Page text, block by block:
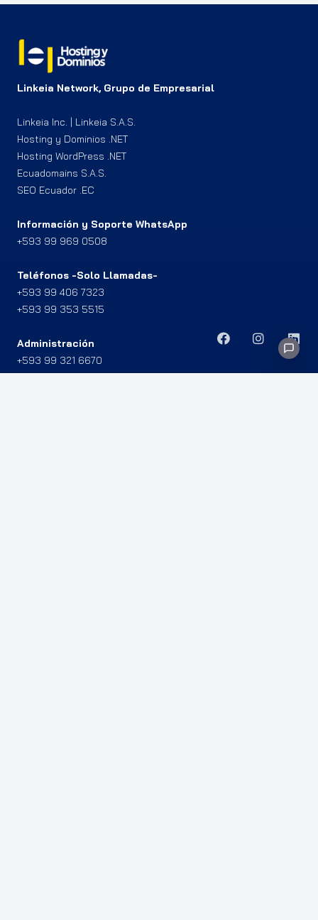
Linkeia Network, Grupo de Empresarial
Linkeia Inc. | Linkeia S.A.S.
Hosting y Dominios .NET
Hosting WordPress .NET
Ecuadomains S.A.S.
SEO Ecuador .EC
Información y Soporte WhatsApp
+593 99 969 0508
Teléfonos -Solo Llamadas-
+593 99 406 7323
+593 99 353 5515
Administración
+593 99 321 6670
+593 98 974 5947